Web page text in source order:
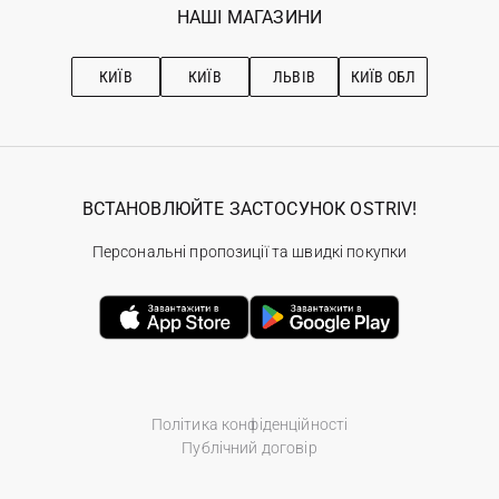
Ostriv Club+
Наші магазини
Рекомендації з догляду
НАШІ МАГАЗИНИ
КИЇВ КИЇВ ЛЬВІВ КИЇВ ОБЛ
Політика конфіденційності
Публічний договір
ВСТАНОВЛЮЙТЕ ЗАСТОСУНОК OSTRIV!
Персональні пропозиції та швидкі покупки